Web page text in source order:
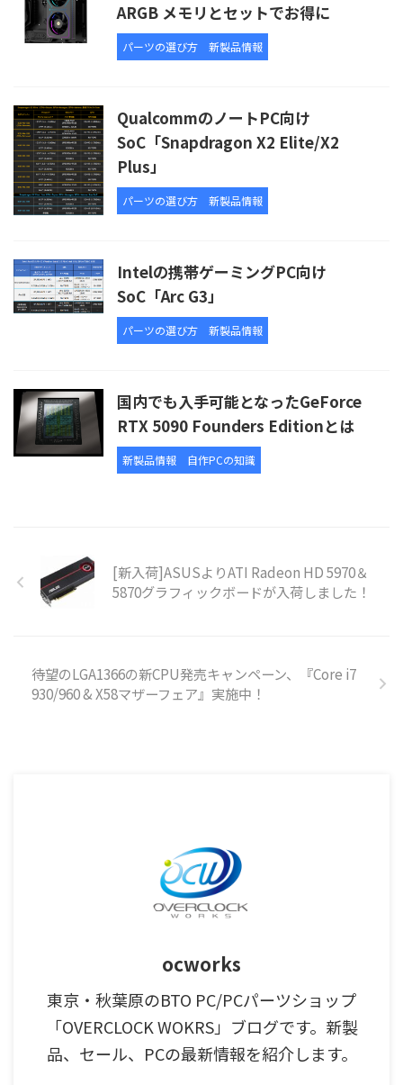
ARGB メモリとセットでお得に
パーツの選び方 新製品情報
QualcommのノートPC向け
SoC「Snapdragon X2 Elite/X2
Plus」
パーツの選び方 新製品情報
Intelの携帯ゲーミングPC向け
SoC「Arc G3」
パーツの選び方 新製品情報
国内でも入手可能となったGeForce
RTX 5090 Founders Editionとは
新製品情報 自作PCの知識
[新入荷]ASUSよりATI Radeon HD 5970＆
5870グラフィックボードが入荷しました！
待望のLGA1366の新CPU発売キャンペーン、『Core i7
930/960 & X58マザーフェア』実施中！
ocworks
東京・秋葉原のBTO PC/PCパーツショップ
「OVERCLOCK WOKRS」ブログです。新製
品、セール、PCの最新情報を紹介します。